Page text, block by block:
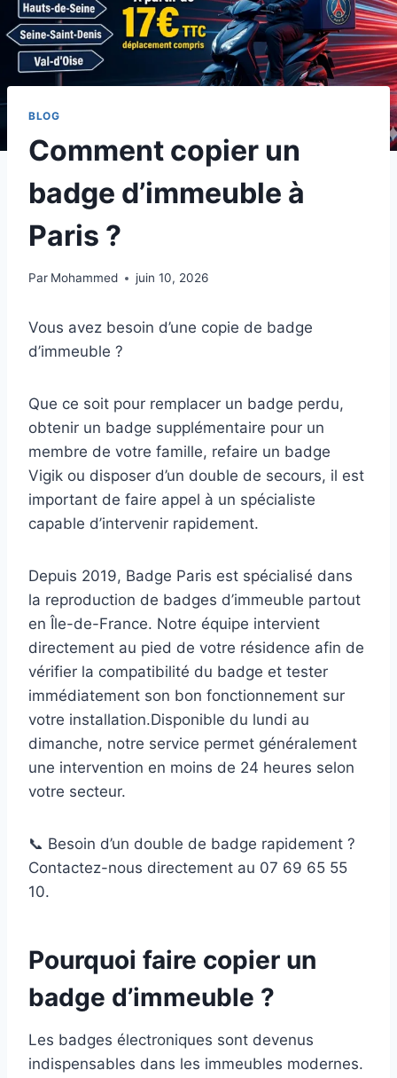
BLOG
Comment copier un
badge d’immeuble à
Paris ?
Par Mohammed juin 10, 2026
​Vous avez besoin d’une copie de badge
d’immeuble ?
Que ce soit pour remplacer un badge perdu,
obtenir un badge supplémentaire pour un
membre de votre famille, refaire un badge
Vigik ou disposer d’un double de secours, il est
important de faire appel à un spécialiste
capable d’intervenir rapidement.​
Depuis 2019, Badge Paris est spécialisé dans
la reproduction de badges d’immeuble partout
en Île-de-France. Notre équipe intervient
directement au pied de votre résidence afin de
vérifier la compatibilité du badge et tester
immédiatement son bon fonctionnement sur
votre installation.​Disponible du lundi au
dimanche, notre service permet généralement
une intervention en moins de 24 heures selon
votre secteur.​
📞 Besoin d’un double de badge rapidement ?
Contactez-nous directement au 07 69 65 55
10.
​Pourquoi faire copier un
badge d’immeuble ?
​Les badges électroniques sont devenus
indispensables dans les immeubles modernes.